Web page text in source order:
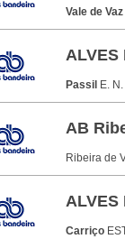
Vale de Vaz
ALVES
Passil E.
AB
Ribeira de
ALVES
Carriço